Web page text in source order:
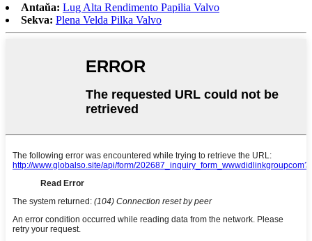
Antaŭa: Lug Alta Rendimento Papilia Valvo
Sekva: Plena Velda Pilka Valvo